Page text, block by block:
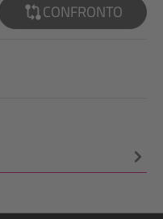
CONFRONTO